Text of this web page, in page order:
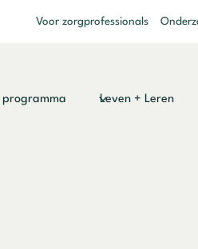
Voor zorgprofessionals
programma Leven + Leren